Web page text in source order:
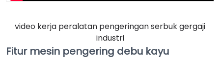
video kerja peralatan pengeringan serbuk gergaji
industri
Fitur mesin pengering debu kayu